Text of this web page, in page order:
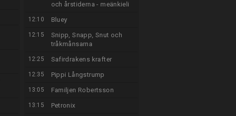
och årstiderna - meänkieli
12:10 Bluey
12:15
Snipp, Snapp, Snut och
tråkmånsarna
12:25 Safirdrakens krafter
12:35 Pippi Långstrump
13:05 Familjen Robertsson
13:15 Petronix